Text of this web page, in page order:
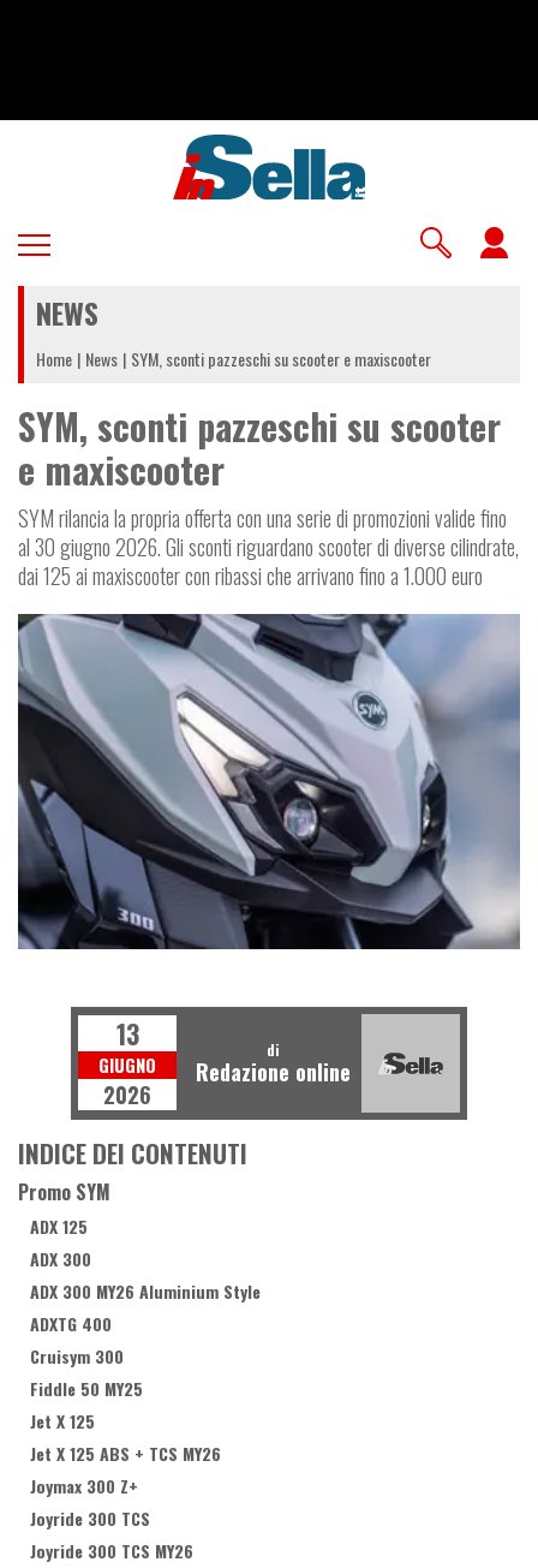
NEWS
Home News SYM, sconti pazzeschi su scooter e maxiscooter
SYM, sconti pazzeschi su scooter
e maxiscooter
SYM rilancia la propria offerta con una serie di promozioni valide fino
al 30 giugno 2026. Gli sconti riguardano scooter di diverse cilindrate,
dai 125 ai maxiscooter con ribassi che arrivano fino a 1.000 euro
13
GIUGNO
2026
di
Redazione online
INDICE DEI CONTENUTI
Promo SYM
ADX 125
ADX 300
ADX 300 MY26 Aluminium Style
ADXTG 400
Cruisym 300
Fiddle 50 MY25
Jet X 125
Jet X 125 ABS + TCS MY26
Joymax 300 Z+
Joyride 300 TCS
Joyride 300 TCS MY26